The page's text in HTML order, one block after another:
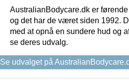
AustralianBodycare.dk er
og det har de været siden 1992.
med at opnå en sundere hud og
se deres udvalg.
Se udvalget på